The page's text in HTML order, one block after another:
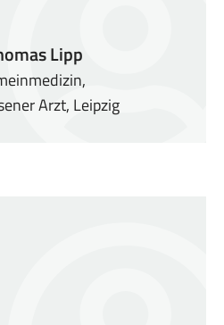
Lipp
Arzt, Leipzig